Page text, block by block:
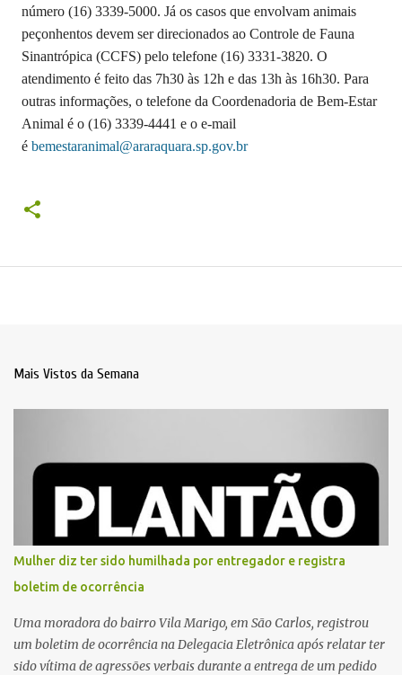
número (16) 3339-5000. Já os casos que envolvam animais
peçonhentos devem ser direcionados ao Controle de Fauna
Sinantrópica (CCFS) pelo telefone (16) 3331-3820. O
atendimento é feito das 7h30 às 12h e das 13h às 16h30. Para
outras informações, o telefone da Coordenadoria de Bem-Estar
Animal é o (16) 3339-4441 e o e-mail
é bemestaranimal@araraquara.sp.gov.br
Mais Vistos da Semana
Mulher diz ter sido humilhada por entregador e registra
boletim de ocorrência
Uma moradora do bairro Vila Marigo, em São Carlos, registrou
um boletim de ocorrência na Delegacia Eletrônica após relatar ter
sido vítima de agressões verbais durante a entrega de um pedido